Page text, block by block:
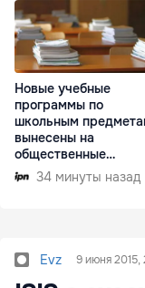
Новые учебные
программы по
школьным
вынесены на
общественные
консультации
34 минуты назад
Evz 9 июня 2015,